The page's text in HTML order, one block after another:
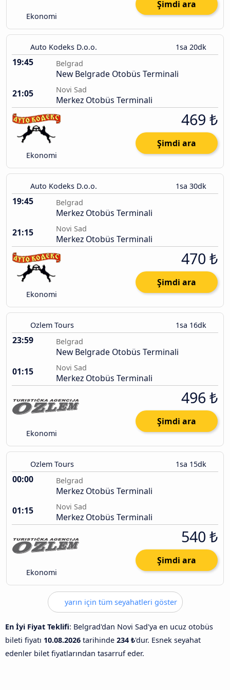
Ekonomi
Şimdi ara
Auto Kodeks D.o.o. 1sa 20dk
19:45 Belgrad
New Belgrade Otobüs Terminali
21:05
Novi Sad
Merkez Otobüs Terminali
Ekonomi
469 ₺
Şimdi ara
Auto Kodeks D.o.o. 1sa 30dk
19:45 Belgrad
Merkez Otobüs Terminali
21:15
Novi Sad
Merkez Otobüs Terminali
Ekonomi
470 ₺
Şimdi ara
Ozlem Tours 1sa 16dk
23:59 Belgrad
New Belgrade Otobüs Terminali
01:15
Novi Sad
Merkez Otobüs Terminali
Ekonomi
496 ₺
Şimdi ara
Ozlem Tours 1sa 15dk
00:00 Belgrad
Merkez Otobüs Terminali
01:15
Novi Sad
Merkez Otobüs Terminali
Ekonomi
540 ₺
Şimdi ara
yarın için tüm seyahatleri göster
En İyi Fiyat Teklifi: Belgrad'dan Novi Sad'ya en ucuz otobüs
bileti fiyatı 10.08.2026 tarihinde 234 ₺'dur. Esnek seyahat
edenler bilet fiyatlarından tasarruf eder.